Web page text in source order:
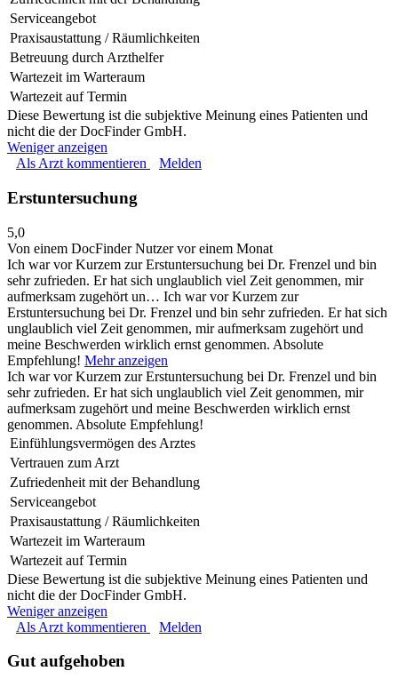
Serviceangebot
Praxisaustattung / Räumlichkeiten
Betreuung durch Arzthelfer
Wartezeit im Warteraum
Wartezeit auf Termin
Diese Bewertung ist die subjektive Meinung eines Patienten und
nicht die der DocFinder GmbH.
Weniger anzeigen
Als Arzt kommentieren
Melden
Erstuntersuchung
5,0
Von einem DocFinder Nutzervor einem Monat
Ich war vor Kurzem zur Erstuntersuchung bei Dr. Frenzel und bin
sehr zufrieden. Er hat sich unglaublich viel Zeit genommen, mir
aufmerksam zugehört un… Ich war vor Kurzem zur
Erstuntersuchung bei Dr. Frenzel und bin sehr zufrieden. Er hat sich
unglaublich viel Zeit genommen, mir aufmerksam zugehört und
meine Beschwerden wirklich ernst genommen. Absolute
Empfehlung! Mehr anzeigen
Ich war vor Kurzem zur Erstuntersuchung bei Dr. Frenzel und bin
sehr zufrieden. Er hat sich unglaublich viel Zeit genommen, mir
aufmerksam zugehört und meine Beschwerden wirklich ernst
genommen. Absolute Empfehlung!
Einfühlungsvermögen des Arztes
Vertrauen zum Arzt
Zufriedenheit mit der Behandlung
Serviceangebot
Praxisaustattung / Räumlichkeiten
Wartezeit im Warteraum
Wartezeit auf Termin
Diese Bewertung ist die subjektive Meinung eines Patienten und
nicht die der DocFinder GmbH.
Weniger anzeigen
Als Arzt kommentieren
Melden
Gut aufgehoben